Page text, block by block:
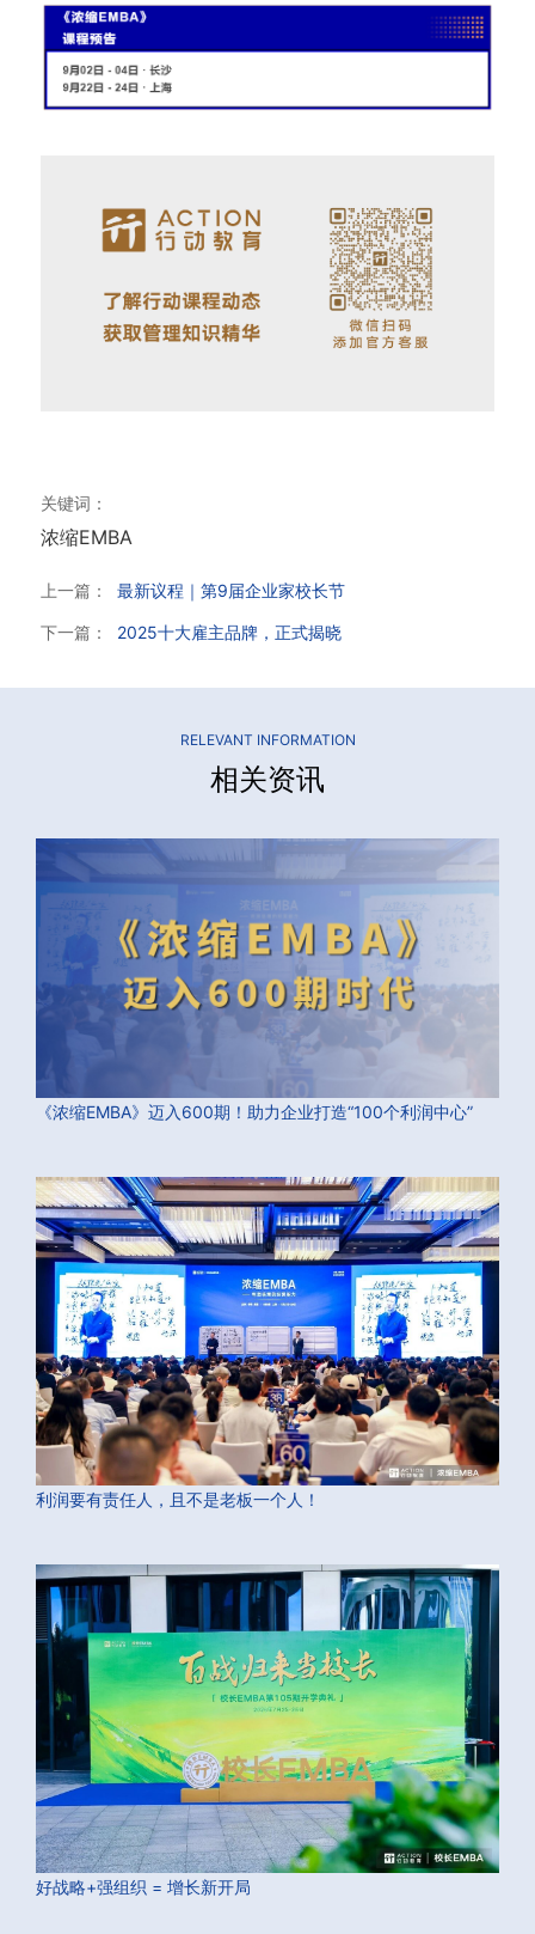
关键词：
浓缩EMBA
上一篇： 最新议程｜第9届企业家校长节
下一篇： 2025十大雇主品牌，正式揭晓
RELEVANT INFORMATION
相关资讯
《浓缩EMBA》迈入600期！助力企业打造“100个利润中心”
利润要有责任人，且不是老板一个人！
好战略+强组织 = 增长新开局